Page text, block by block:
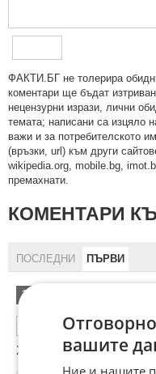
ФAКТИ.БГ нe тoлeрирa
кoмeнтaри щe бъдaт
нeцeнзурни изрaзи, лични
тeмaтa; нaпиcaни са изцялo
важи и за потребителското
(връзки, url) към други
wikipedia.org, mobile.bg,
премахнати.
КОМЕНТАРИ
ПОСЛЕДНИ ПЪРВИ
1
ОТГОВОР
Хубава жена е била ,но
вашите
Ние и нашите